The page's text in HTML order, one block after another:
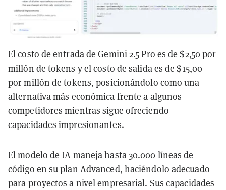
El costo de entrada de Gemini 2.5 Pro es de $2,50 por
millón de tokens y el costo de salida es de $15,00
por millón de tokens, posicionándolo como una
alternativa más económica frente a algunos
competidores mientras sigue ofreciendo
capacidades impresionantes.
El modelo de IA maneja hasta 30.000 líneas de
código en su plan Advanced, haciéndolo adecuado
para proyectos a nivel empresarial. Sus capacidades